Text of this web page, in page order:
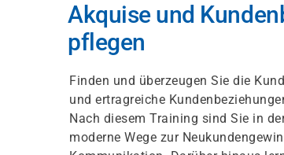
Akquise und
pflegen
Finden und überzeugen Sie die
und ertragreiche
Nach diesem Training sind Sie in
moderne Wege zur
akzeptieren
Einstellungen
Datenschutzhinweis